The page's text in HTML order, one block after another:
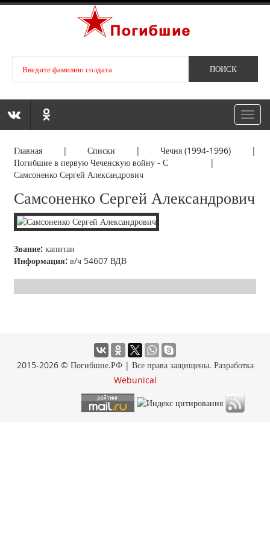
Главная |Списки |Чечня (1994-1996) |
Погибшие в первую Чеченскую войну - С |
Самсоненко Сергей Александрович
Самсоненко Сергей Александрович
Звание: капитан
Информация: в/ч 54607 ВДВ
2015-2026 © Погибшие.РФ | Все права защищены. Разработка
Webunical